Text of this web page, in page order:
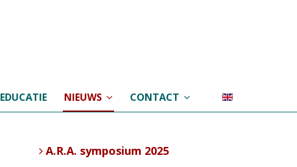
EDUCATIE NIEUWS CONTACT
A.R.A. symposium 2025